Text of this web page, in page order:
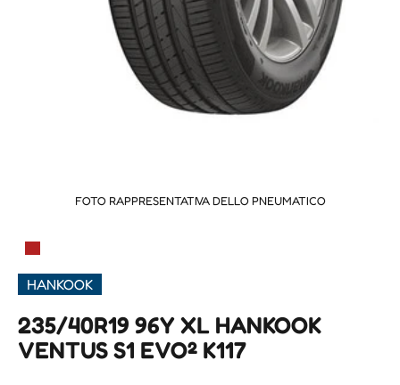
FOTO RAPPRESENTATIVA DELLO PNEUMATICO
▀
HANKOOK
235/40R19 96Y XL HANKOOK
VENTUS S1 EVO² K117